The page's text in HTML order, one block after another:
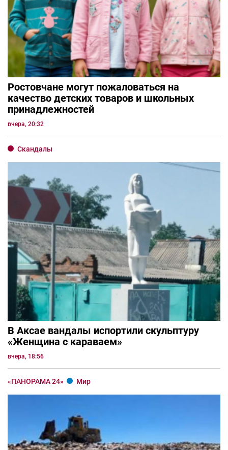
Ростовчане могут пожаловаться на
качество детских товаров и школьных
принадлежностей
вчера, 20:32
Скандалы
В Аксае вандалы испортили скульптуру
«Женщина с караваем»
вчера, 18:56
«ПАНОРАМА 24» Мир